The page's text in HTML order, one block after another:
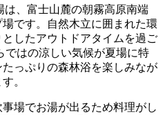
、富士山麓の朝霧高原南端
です。自然木立に囲まれた環
したアウトドアタイムを過ご
ではの涼しい気候が夏場に特
っぷりの森林浴を楽しみなが
。
場でお湯が出るため料理がし